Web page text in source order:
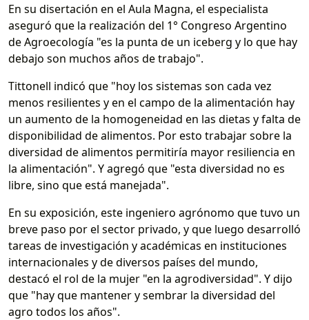
En su disertación en el Aula Magna, el especialista
aseguró que la realización del 1° Congreso Argentino
de Agroecología "es la punta de un iceberg y lo que hay
debajo son muchos años de trabajo".
Tittonell indicó que "hoy los sistemas son cada vez
menos resilientes y en el campo de la alimentación hay
un aumento de la homogeneidad en las dietas y falta de
disponibilidad de alimentos. Por esto trabajar sobre la
diversidad de alimentos permitiría mayor resiliencia en
la alimentación". Y agregó que "esta diversidad no es
libre, sino que está manejada".
En su exposición, este ingeniero agrónomo que tuvo un
breve paso por el sector privado, y que luego desarrolló
tareas de investigación y académicas en instituciones
internacionales y de diversos países del mundo,
destacó el rol de la mujer "en la agrodiversidad". Y dijo
que "hay que mantener y sembrar la diversidad del
agro todos los años".